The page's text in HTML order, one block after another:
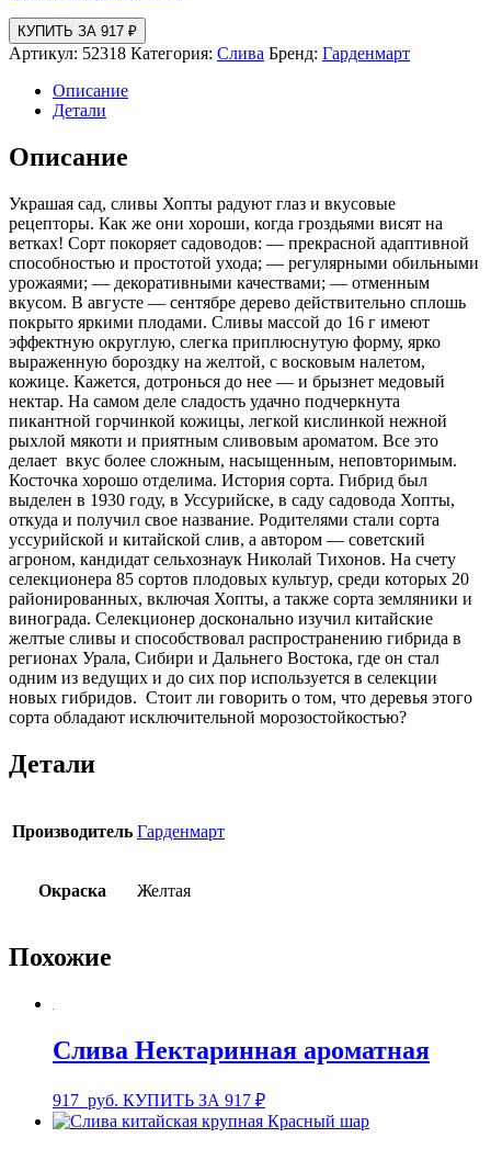
КУПИТЬ ЗА 917 ₽
Артикул: 52318 Категория: Слива Бренд: Гарденмарт
Описание
Детали
Описание
Украшая сад, сливы Хопты радуют глаз и вкусовые
рецепторы. Как же они хороши, когда гроздьями висят на
ветках! Сорт покоряет садоводов: — прекрасной адаптивной
способностью и простотой ухода; — регулярными обильными
урожаями; — декоративными качествами; — отменным
вкусом. В августе — сентябре дерево действительно сплошь
покрыто яркими плодами. Сливы массой до 16 г имеют
эффектную округлую, слегка приплюснутую форму, ярко
выраженную бороздку на желтой, с восковым налетом,
кожице. Кажется, дотронься до нее — и брызнет медовый
нектар. На самом деле сладость удачно подчеркнута
пикантной горчинкой кожицы, легкой кислинкой нежной
рыхлой мякоти и приятным сливовым ароматом. Все это
делает вкус более сложным, насыщенным, неповторимым.
Косточка хорошо отделима. История сорта. Гибрид был
выделен в 1930 году, в Уссурийске, в саду садовода Хопты,
откуда и получил свое название. Родителями стали сорта
уссурийской и китайской слив, а автором — советский
агроном, кандидат сельхознаук Николай Тихонов. На счету
селекционера 85 сортов плодовых культур, среди которых 20
районированных, включая Хопты, а также сорта земляники и
винограда. Селекционер досконально изучил китайские
желтые сливы и способствовал распространению гибрида в
регионах Урала, Сибири и Дальнего Востока, где он стал
одним из ведущих и до сих пор используется в селекции
новых гибридов. Стоит ли говорить о том, что деревья этого
сорта обладают исключительной морозостойкостью?
Детали
Производитель Гарденмарт
Окраска Желтая
Похожие
Слива Нектаринная ароматная
917 руб. КУПИТЬ ЗА 917 ₽